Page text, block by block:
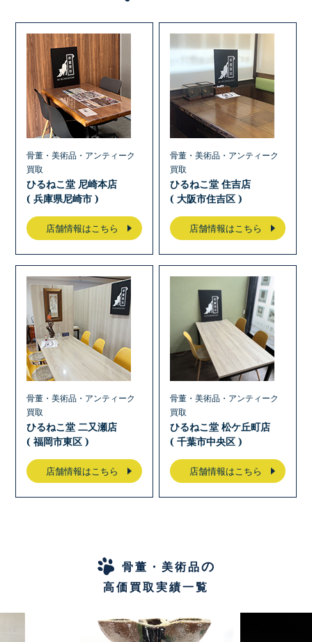
骨董・美術品・アンティーク
買取
ひるねこ堂 尼崎本店
( 兵庫県尼崎市 )
店舗情報はこちら
骨董・美術品・アンティーク
買取
ひるねこ堂 住吉店
( 大阪市住吉区 )
店舗情報はこちら
骨董・美術品・アンティーク
買取
ひるねこ堂 二又瀬店
( 福岡市東区 )
店舗情報はこちら
骨董・美術品・アンティーク
買取
ひるねこ堂 松ケ丘町店
( 千葉市中央区 )
店舗情報はこちら
骨董・美術品の
高価買取実績一覧